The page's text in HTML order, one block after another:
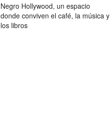
Negro Hollywood, un espacio
donde conviven el café, la música y
los libros